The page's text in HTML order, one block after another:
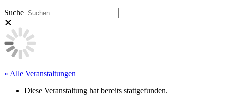
Suche
« Alle Veranstaltungen
Diese Veranstaltung hat bereits stattgefunden.